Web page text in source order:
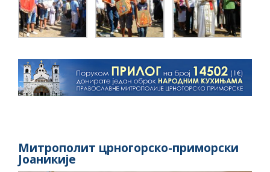
Митрополит црногорско-приморски
Јоаникије